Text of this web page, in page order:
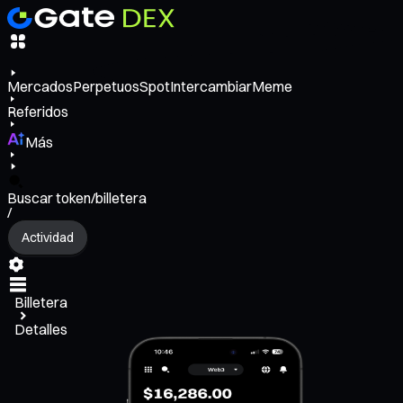
MercadosPerpetuosSpotIntercambiarMeme
Referidos
Más
Buscar token/billetera
/
Actividad
Billetera
Detalles